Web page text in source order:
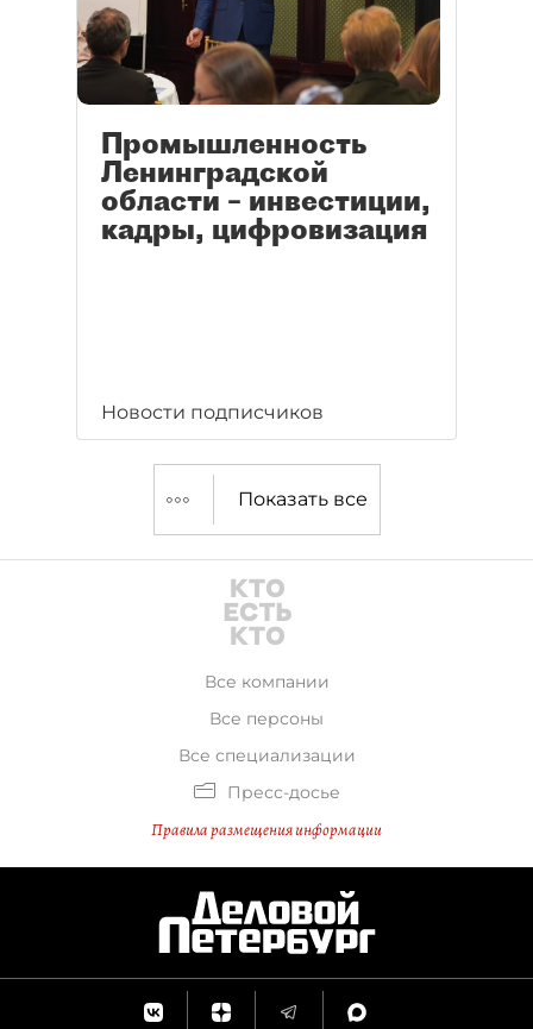
Промышленность
Ленинградской
области – инвестиции,
кадры, цифровизация
Новости подписчиков
Показать все
Все компании
Все персоны
Все специализации
Пресс-досье
Правила размещения информации